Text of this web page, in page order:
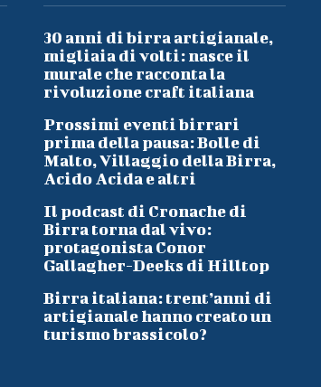
30 anni di birra artigianale,
migliaia di volti: nasce il
murale che racconta la
rivoluzione craft italiana
Prossimi eventi birrari
prima della pausa: Bolle di
Malto, Villaggio della Birra,
Acido Acida e altri
Il podcast di Cronache di
Birra torna dal vivo:
protagonista Conor
Gallagher-Deeks di Hilltop
Birra italiana: trent’anni di
artigianale hanno creato un
turismo brassicolo?